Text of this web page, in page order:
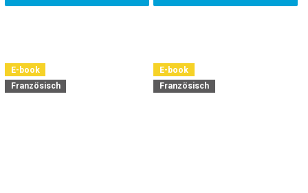
E-book
Französisch
E-book
Französisch